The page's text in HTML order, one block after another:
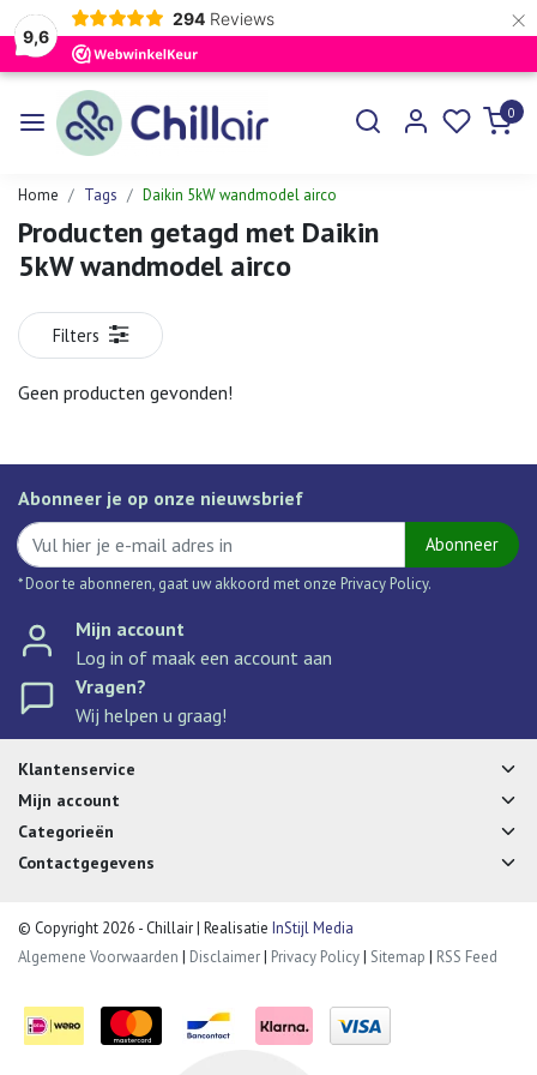
9,6
294 Reviews ×
0
Home Tags Daikin 5kW wandmodel airco
Producten getagd met Daikin
5kW wandmodel airco
Filters
Geen producten gevonden!
Abonneer je op onze nieuwsbrief
Abonneer
* Door te abonneren, gaat uw akkoord met onze Privacy Policy.
Mijn account
Log in of maak een account aan
Vragen?
Wij helpen u graag!
Klantenservice
Mijn account
Categorieën
Contactgegevens
© Copyright 2026 - Chillair | Realisatie InStijl Media
Algemene Voorwaarden | Disclaimer| Privacy Policy| Sitemap | RSS Feed